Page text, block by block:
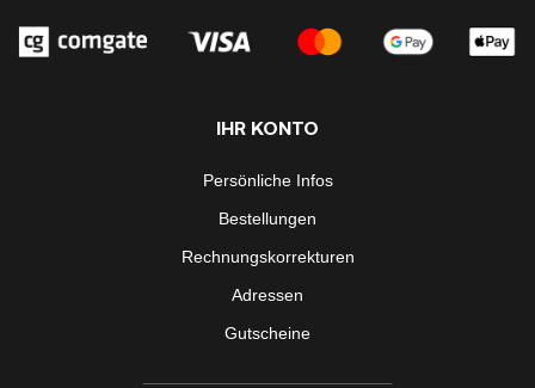
IHR KONTO
Persönliche Infos
Bestellungen
Rechnungskorrekturen
Adressen
Gutscheine